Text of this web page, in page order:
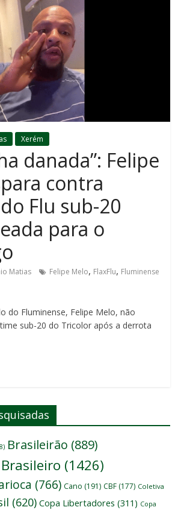
Xerém
danada”: Felipe
contra
Flu sub-20
para o
Matias Felipe Melo, FlaxFlu, Fluminense
do Fluminense, Felipe Melo, não
sub-20 do Tricolor após a derrota
Brasileirão (889)
(1426)
(766) Cano (191) CBF (177) Coletiva
(620) Copa Libertadores (311) Copa